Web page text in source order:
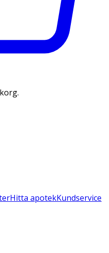
Hitta apotekKundservice